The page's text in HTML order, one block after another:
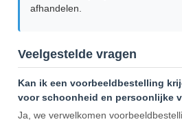
afhandelen.
Veelgestelde vragen
Kan ik een voorbeeldbestelling
voor schoonheid en persoonlijke
Ja, we verwelkomen